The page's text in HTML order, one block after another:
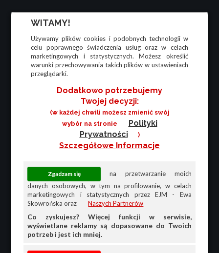
WITAMY!
Używamy plików cookies i podobnych technologii w
celu poprawnego świadczenia usług oraz w celach
marketingowych i statystycznych. Możesz określić
warunki przechowywania takich plików w ustawieniach
przeglądarki.
Dodatkowo potrzebujemy
Twojej decyzji:
(w każdej chwili możesz zmienić swój
wybór na stronie
Polityki
Prywatności
)
Szczegółowe Informacje
na przetwarzanie moich
danych osobowych, w tym na profilowanie, w celach
marketingowych i statystycznych przez EJM - Ewa
Skowrońska oraz
Naszych Partnerów
Co zyskujesz? Więcej funkcji w serwisie,
wyświetlane reklamy są dopasowane do Twoich
potrzeb i jest ich mniej.